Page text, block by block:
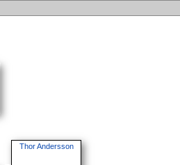
Thor Andersson